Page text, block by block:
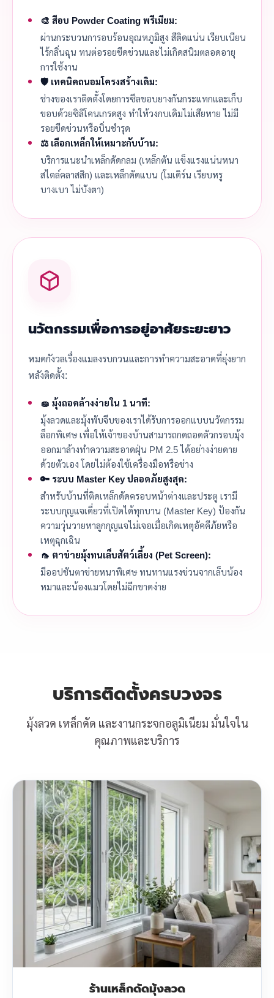
🎨 สีอบ Powder Coating พรีเมียม:
ผ่านกระบวนการอบร้อนอุณหภูมิสูง สีติดแน่น เรียบเนียน
ไร้กลิ่นฉุน ทนต่อรอยขีดข่วนและไม่เกิดสนิมตลอดอายุ
การใช้งาน
🛡️ เทคนิคถนอมโครงสร้างเดิม:
ช่างของเราติดตั้งโดยการซีลขอบยางกันกระแทกและเก็บ
ขอบด้วยซิลิโคนเกรดสูง ทำให้วงกบเดิมไม่เสียหาย ไม่มี
รอยขีดข่วนหรือบิ่นชำรุด
⚖️ เลือกเหล็กให้เหมาะกับบ้าน:
บริการแนะนำเหล็กดัดกลม (เหล็กตัน แข็งแรงแน่นหนา
สไตล์คลาสสิก) และเหล็กดัดแบน (โมเดิร์น เรียบหรู
บางเบา ไม่บังตา)
นวัตกรรมเพื่อการอยู่อาศัยระยะยาว
หมดกังวลเรื่องแมลงรบกวนและการทำความสะอาดที่ยุ่งยาก
หลังติดตั้ง:
🧽 มุ้งถอดล้างง่ายใน 1 นาที:
มุ้งลวดและมุ้งพับจีบของเราได้รับการออกแบบนวัตกรรม
ล็อกพิเศษ เพื่อให้เจ้าของบ้านสามารถกดถอดตัวกรอบมุ้ง
ออกมาล้างทำความสะอาดฝุ่น PM 2.5 ได้อย่างง่ายดาย
ด้วยตัวเอง โดยไม่ต้องใช้เครื่องมือหรือช่าง
🔑 ระบบ Master Key ปลอดภัยสูงสุด:
สำหรับบ้านที่ติดเหล็กดัดครอบหน้าต่างและประตู เรามี
ระบบกุญแจเดี่ยวที่เปิดได้ทุกบาน (Master Key) ป้องกัน
ความวุ่นวายหาลูกกุญแจไม่เจอเมื่อเกิดเหตุอัคคีภัยหรือ
เหตุฉุกเฉิน
🦟 ตาข่ายมุ้งทนเล็บสัตว์เลี้ยง (Pet Screen):
มีออปชันตาข่ายหนาพิเศษ ทนทานแรงข่วนจากเล็บน้อง
หมาและน้องแมวโดยไม่ฉีกขาดง่าย
บริการติดตั้งครบวงจร
มุ้งลวด เหล็กดัด และงานกระจกอลูมิเนียม มั่นใจใน
คุณภาพและบริการ
ร้านเหล็กดัดมุ้งลวด